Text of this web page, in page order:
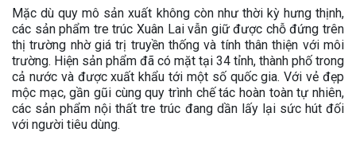
Mặc dù quy mô sản xuất không còn như thời kỳ hưng thịnh,
các sản phẩm tre trúc Xuân Lai vẫn giữ được chỗ đứng trên
thị trường nhờ giá trị truyền thống và tính thân thiện với môi
trường. Hiện sản phẩm đã có mặt tại 34 tỉnh, thành phố trong
cả nước và được xuất khẩu tới một số quốc gia. Với vẻ đẹp
mộc mạc, gần gũi cùng quy trình chế tác hoàn toàn tự nhiên,
các sản phẩm nội thất tre trúc đang dần lấy lại sức hút đối
với người tiêu dùng.